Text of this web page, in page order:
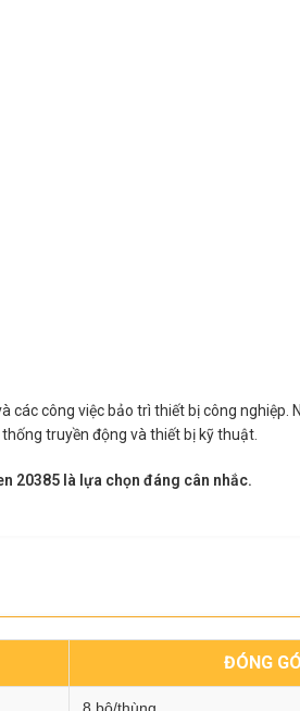
công việc bảo trì thiết bị công nghiệp.
truyền động và thiết bị kỹ thuật.
20385 là lựa chọn đáng cân nhắc.
ĐÓNG